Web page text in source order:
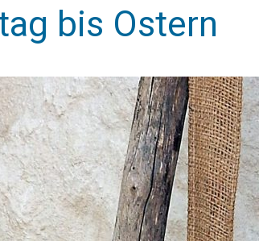
bis Ostern